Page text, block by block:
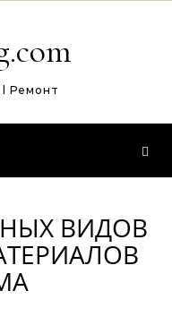
Ремонт
ВИДОВ